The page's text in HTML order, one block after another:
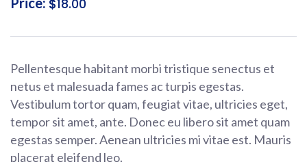
out of 5
rating
$18.00
Pellentesque habitant morbi tristique senectus et
netus et malesuada fames ac turpis egestas.
Vestibulum tortor quam, feugiat vitae, ultricies eget,
tempor sit amet, ante. Donec eu libero sit amet quam
egestas semper. Aenean ultricies mi vitae est. Mauris
placerat eleifend leo.